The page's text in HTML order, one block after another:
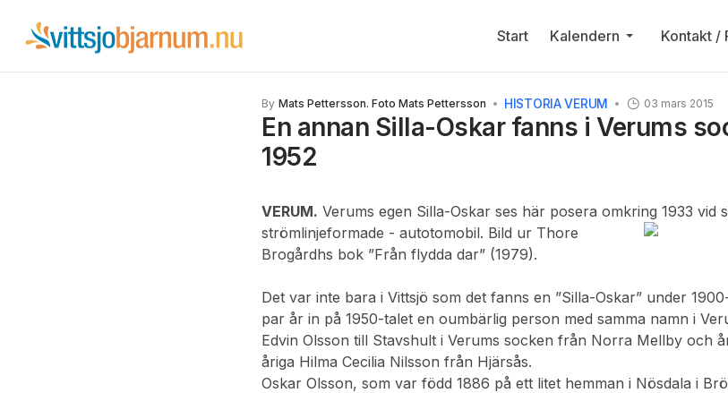
Start Kalendern Kontakt /
By Mats Pettersson. Foto Mats Pettersson HISTORIA VERUM 03 mars 2015
En annan Silla-Oskar fanns i Verums
1952
VERUM. Verums egen Silla-Oskar ses här posera omkring 1933 vid
strömlinjeformade - autotomobil. Bild ur Thore
Brogårdhs bok ”Från flydda dar” (1979).
Det var inte bara i Vittsjö som det fanns en ”Silla-Oskar” under
par år in på 1950-talet en oumbärlig person med samma namn i
Edvin Olsson till Stavshult i Verums socken från Norra Mellby och
åriga Hilma Cecilia Nilsson från Hjärsås.
Oskar Olsson, som var född 1886 på ett litet hemman i Nösdala i